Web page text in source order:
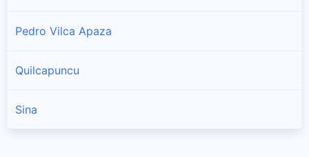
Pedro Vilca Apaza
Quilcapuncu
Sina